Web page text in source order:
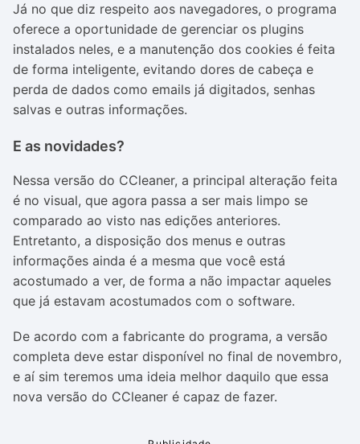
Já no que diz respeito aos navegadores, o programa
oferece a oportunidade de gerenciar os plugins
instalados neles, e a manutenção dos cookies é feita
de forma inteligente, evitando dores de cabeça e
perda de dados como emails já digitados, senhas
salvas e outras informações.
E as novidades?
Nessa versão do CCleaner, a principal alteração feita
é no visual, que agora passa a ser mais limpo se
comparado ao visto nas edições anteriores.
Entretanto, a disposição dos menus e outras
informações ainda é a mesma que você está
acostumado a ver, de forma a não impactar aqueles
que já estavam acostumados com o software.
De acordo com a fabricante do programa, a versão
completa deve estar disponível no final de novembro,
e aí sim teremos uma ideia melhor daquilo que essa
nova versão do CCleaner é capaz de fazer.